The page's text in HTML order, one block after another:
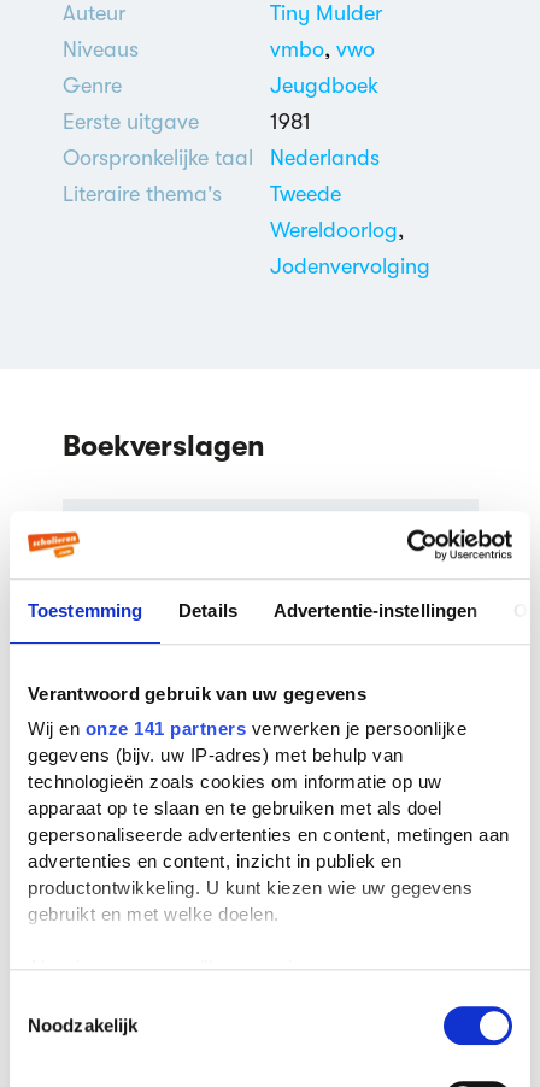
Toestemming Details Advertentie-instellingen
Verantwoord gebruik van uw gegevens
Wij en onze 141 partners verwerken je persoonlijke
gegevens (bijv. uw IP-adres) met behulp van
technologieën zoals cookies om informatie op uw
apparaat op te slaan en te gebruiken met als doel
gepersonaliseerde advertenties en content, metingen aan
advertenties en content, inzicht in publiek en
productontwikkeling. U kunt kiezen wie uw gegevens
gebruikt en met welke doelen.
Als u het toestaat, willen we ook graag:
locatie, die tot een paar meter nauwkeurig kan zijn
scannen op specifieke eigenschappen (fingerprinting)
Noodzakelijk
Auteur
Tiny Mulder
Niveaus
vmbo, vwo
Genre
Jeugdboek
Eerste uitgave
1981
Oorspronkelijke taal
Nederlands
Literaire thema's
Tweede
Wereldoorlog,
Jodenvervolging
Boekverslagen
Boekverslag Nederlands door een
scholier| 3e klas vmbo
scholier| 6e klas vwo
Tin iis door Tiny Mulder
Boekverslag Nederlands door een
scholier
| 4e klas vwo
Veelgestelde vragen over